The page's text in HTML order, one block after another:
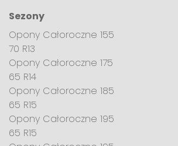
Sezony
Opony Całoroczne 155
70 R13
Opony Całoroczne 175
65 R14
Opony Całoroczne 185
65 R15
Opony Całoroczne 195
65 R15